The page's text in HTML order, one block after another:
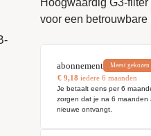
Hoogwaardig G3-
voor een betrouwbare
abonnement Meest gekozen
€ 9,18 iedere 6 maanden
Je betaalt eens per 6
zorgen dat je na 6 maanden
nieuwe ontvangt.